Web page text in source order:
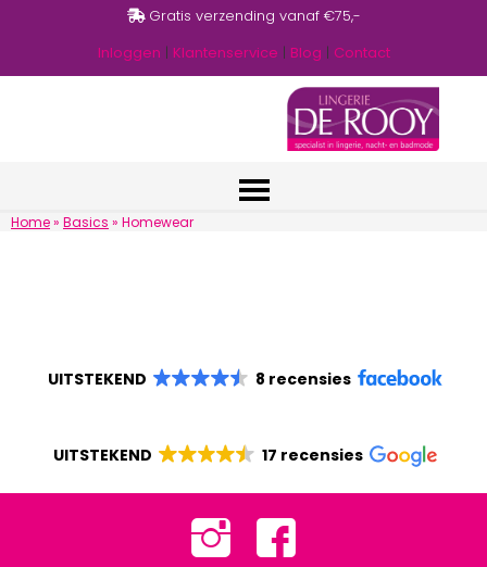
Gratis verzending vanaf €75,-
Inloggen | Klantenservice | Blog | Contact
Home» Basics » Homewear
UITSTEKEND 8 recensies
UITSTEKEND 17 recensies